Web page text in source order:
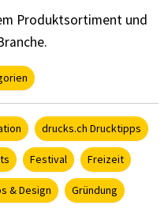
Produktsortiment und
drucks.ch Drucktipps
Festival Freizeit
& Design Gründung